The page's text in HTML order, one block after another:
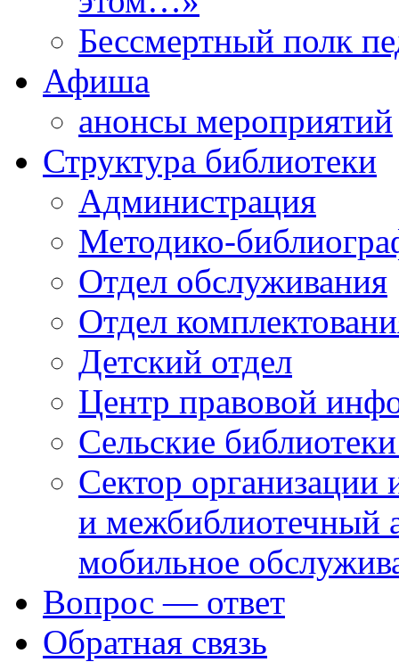
Бессмертный полк
Афиша
анонсы мероприятий
Структура библиотеки
Администрация
Методико-
Отдел обслуживания
Отдел
Детский отдел
Центр правовой
Сельские
Сектор организации
и межбиблиотечный
мобильное
Вопрос — ответ
Обратная связь